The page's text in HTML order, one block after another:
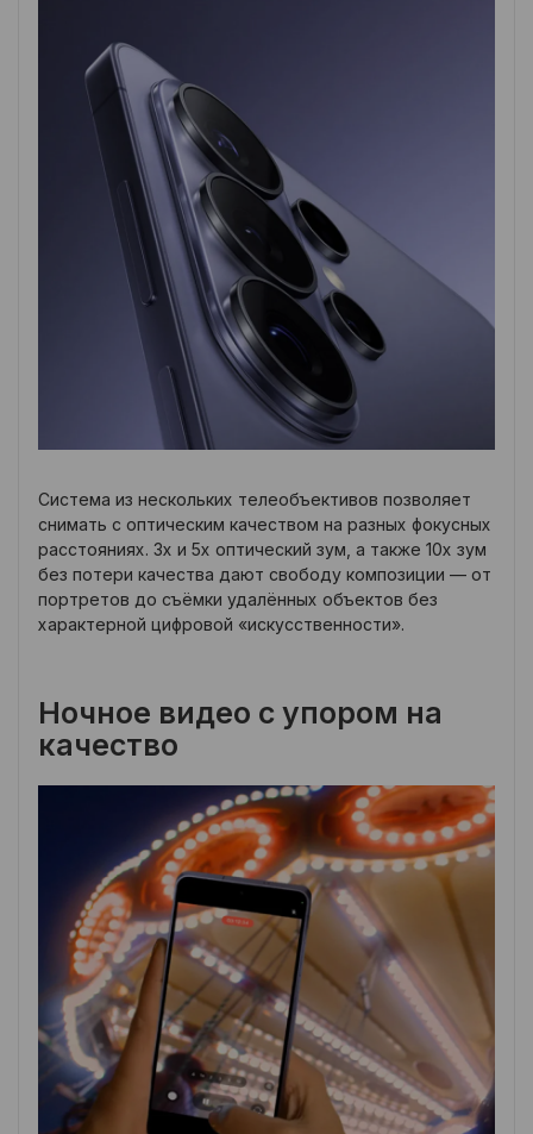
Система из нескольких телеобъективов позволяет
снимать с оптическим качеством на разных фокусных
расстояниях. 3x и 5x оптический зум, а также 10x зум
без потери качества дают свободу композиции — от
портретов до съёмки удалённых объектов без
характерной цифровой «искусственности».
Ночное видео с упором на
качество